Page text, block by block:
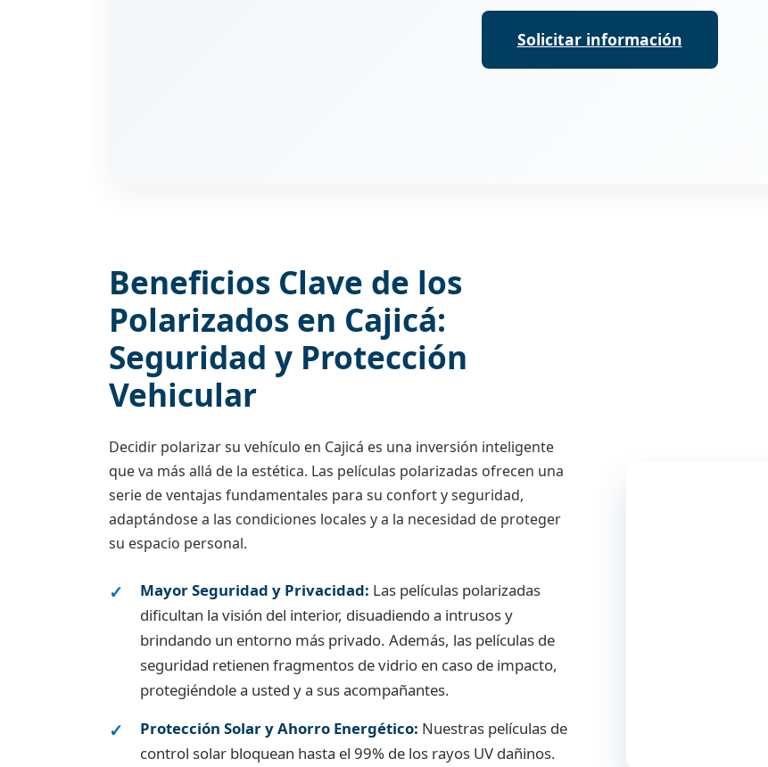
Solicitar información
Beneficios Clave de los
Polarizados en Cajicá:
Seguridad y Protección
Vehicular
Decidir polarizar su vehículo en Cajicá es una inversión inteligente
que va más allá de la estética. Las películas polarizadas ofrecen una
serie de ventajas fundamentales para su confort y seguridad,
adaptándose a las condiciones locales y a la necesidad de proteger
su espacio personal.
Mayor Seguridad y Privacidad: Las películas polarizadas
dificultan la visión del interior, disuadiendo a intrusos y
brindando un entorno más privado. Además, las películas de
seguridad retienen fragmentos de vidrio en caso de impacto,
protegiéndole a usted y a sus acompañantes.
Protección Solar y Ahorro Energético: Nuestras películas de
control solar bloquean hasta el 99% de los rayos UV dañinos.